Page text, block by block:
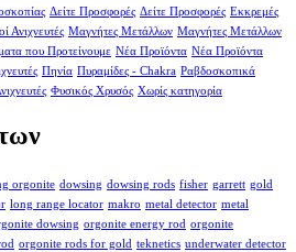
Δείτε Προσφορές Δείτε Προσφορές Εκκρεμές
Ανιχνευτές Μαγνήτες Μετάλλων Μαγνήτες Μετάλλων
που Προτείνουμε Νέα Προϊόντα Νέα Προϊόντα
Πηνία Πυραμίδες - Chakra Ραβδοσκοπικά
Φυσικός Χρυσός Χωρίς κατηγορία
orgonite dowsing dowsing rods fisher garrett gold
long range locator makro metal detector metal
dowsing orgonite energy rod orgonite
orgonite rods for gold teknetics underwater detector